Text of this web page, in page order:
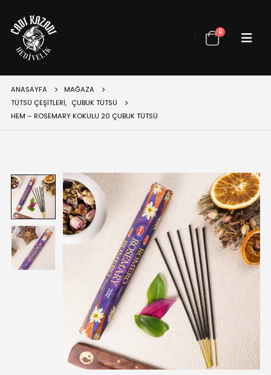
0
ANASAYFA
MAĞAZA
TÜTSÜ ÇEŞITLERI, ÇUBUK TÜTSÜ
HEM – ROSEMARY KOKULU 20 ÇUBUK TÜTSÜ